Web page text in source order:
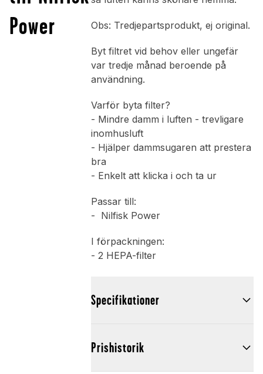
Power
Obs: Tredjepartsprodukt, ej original.
Byt filtret vid behov eller ungefär
var tredje månad beroende på
användning.
Varför byta filter?
- Mindre damm i luften - trevligare
inomhusluft
- Hjälper dammsugaren att prestera
bra
- Enkelt att klicka i och ta ur
Passar till:
- Nilfisk Power
I förpackningen:
- 2 HEPA-filter
Specifikationer
Prishistorik